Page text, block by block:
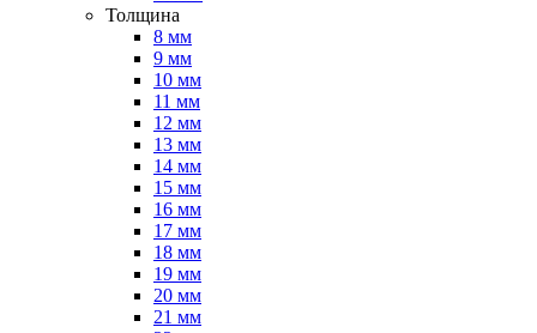
Толщина
8 мм
9 мм
10 мм
11 мм
12 мм
13 мм
14 мм
15 мм
16 мм
17 мм
18 мм
19 мм
20 мм
21 мм